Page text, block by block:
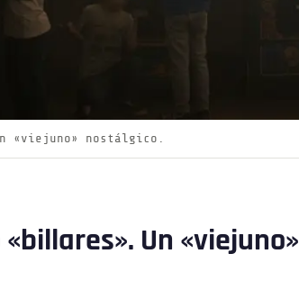
«viejuno» nostálgico.
Un «viejuno»